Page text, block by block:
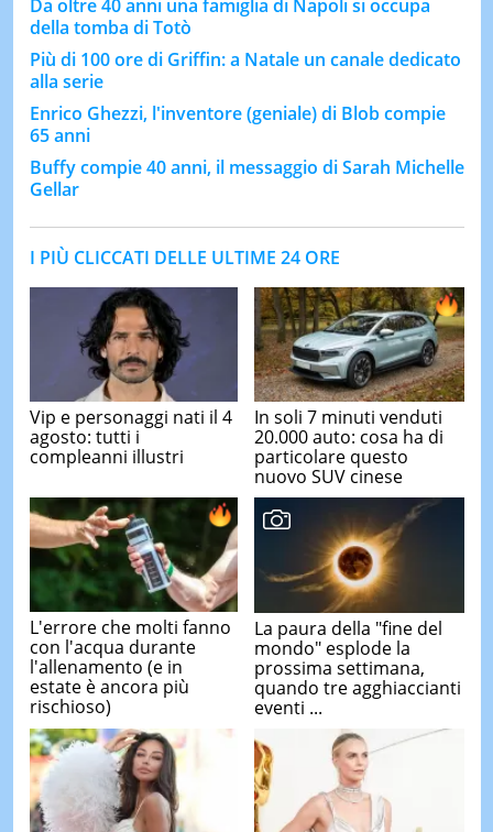
Da oltre 40 anni una famiglia di Napoli si occupa
della tomba di Totò
Più di 100 ore di Griffin: a Natale un canale dedicato
alla serie
Enrico Ghezzi, l'inventore (geniale) di Blob compie
65 anni
Buffy compie 40 anni, il messaggio di Sarah Michelle
Gellar
I PIÙ CLICCATI DELLE ULTIME 24 ORE
Vip e personaggi nati il 4
agosto: tutti i
compleanni illustri
In soli 7 minuti venduti
20.000 auto: cosa ha di
particolare questo
nuovo SUV cinese
L'errore che molti fanno
con l'acqua durante
l'allenamento (e in
estate è ancora più
rischioso)
La paura della "fine del
mondo" esplode la
prossima settimana,
quando tre agghiaccianti
eventi ...